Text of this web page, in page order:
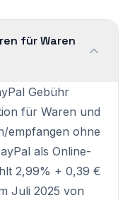
für Waren
Gebühr
für Waren und
empfangen ohne
als Online-
2,99% + 0,39 €
Juli 2025 von